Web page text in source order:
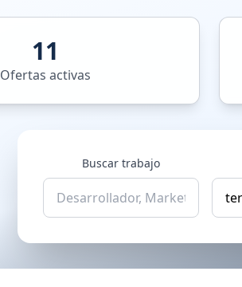
11
Ofertas activas
Buscar trabajo